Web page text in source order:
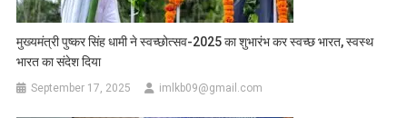
मुख्यमंत्री पुष्कर सिंह धामी ने स्वच्छोत्सव-2025 का शुभारंभ कर स्वच्छ भारत, स्वस्थ
भारत का संदेश दिया
September 17, 2025 imlkb09@gmail.com